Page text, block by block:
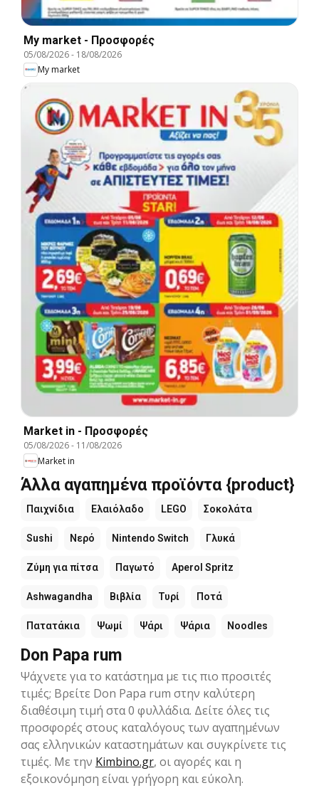
My market - Προσφορές
05/08/2026- 18/08/2026
My market
Market in - Προσφορές
05/08/2026- 11/08/2026
Market in
Άλλα αγαπημένα προϊόντα {product}
Παιχνίδια Ελαιόλαδο LEGO Σοκολάτα
Sushi Νερό Nintendo Switch Γλυκά
Ζύμη για πίτσα Παγωτό Aperol Spritz
Ashwagandha Βιβλία Τυρί Ποτά
Πατατάκια Ψωμί Ψάρι Ψάρια Noodles
Don Papa rum
Ψάχνετε για το κατάστημα με τις πιο προσιτές
τιμές; Βρείτε Don Papa rum στην καλύτερη
διαθέσιμη τιμή στα 0 φυλλάδια. Δείτε όλες τις
προσφορές στους καταλόγους των αγαπημένων
σας ελληνικών καταστημάτων και συγκρίνετε τις
τιμές. Με την Kimbino.gr, οι αγορές και η
εξοικονόμηση είναι γρήγορη και εύκολη.